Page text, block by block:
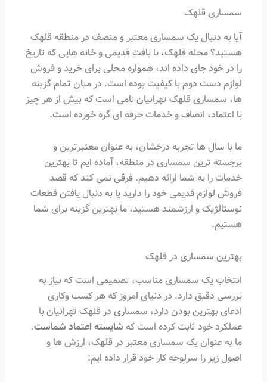
سمساری قلهک
آیا به دنبال یک سمساری معتبر و منصف در منطقه قلهک
هستید؟ محله قلهک، با بافت قدیمی و خانه هایی که تاریخ
را در خود جای داده اند، همواره محلی برای خرید و فروش
لوازم دست دوم با کیفیت بوده است. در میان تمام گزینه
ها، سمساری قلهک تهرانیان نامی است که بیش از هر چیز
با اعتماد، انصاف و خدمات حرفه ای گره خورده است.
ما با سال ها تجربه درخشان، به عنوان معتبرترین و
برجسته ترین سمساری در منطقه، آماده ایم تا بهترین
خدمات را به شما ارائه دهیم. فرقی نمی کند که قصد
فروش لوازم قدیمی خود را دارید یا به دنبال یافتن قطعات
نوستالژیک و ارزشمند هستید، ما بهترین گزینه برای شما
هستیم.
بهترین سمساری در قلهک
انتخاب یک سمساری مناسب، تصمیمی است که نیاز به
بررسی دقیق دارد. در دنیای امروز که هر کسب وکاری
ادعای بهترین بودن دارد، سمساری در قلهک تهرانیان با
عملکرد خود ثابت کرده است که شایسته اعتماد شماست.
ما به عنوان یک سمساری معتبر در قلهک، ارزش ها و
اصول زیر را سرلوحه کار خود قرار داده ایم: